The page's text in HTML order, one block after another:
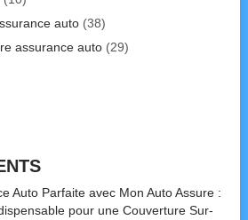
auto(38)
assurance auto(29)
Auto Parfaite avec Mon Auto Assure :
pour une Couverture Sur-